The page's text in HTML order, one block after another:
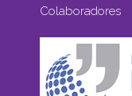
Colaboradores